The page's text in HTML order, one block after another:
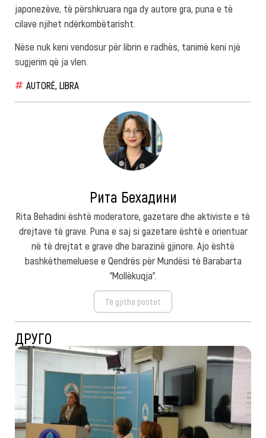
japonezëve, të përshkruara nga dy autore gra, puna e të
cilave njihet ndërkombëtarisht.
Nëse nuk keni vendosur për librin e radhës, tanimë keni një
sugjerim që ja vlen.
AUTORË LIBRA
Рита Бехадини
Rita Behadini është moderatore, gazetare dhe aktiviste e të
drejtave të grave. Puna e saj si gazetare është e orientuar
në të drejtat e grave dhe barazinë gjinore. Ajo është
bashkëthemeluese e Qendrës për Mundësi të Barabarta
"Mollëkuqja".
Të gjitha postet
ДРУГО